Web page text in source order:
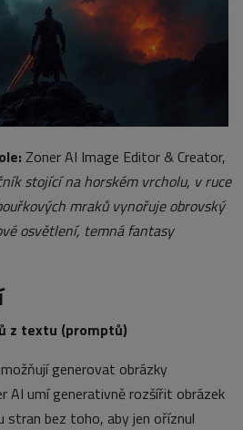
Zoner AI Image Editor & Creator,
stojící na horském vrcholu, v ruce
mraků vynořuje obrovský
osvětlení, temná fantasy
z textu (promptů)
generovat obrázky
AI umí generativně rozšířit obrázek
stran bez toho, aby jen oříznul